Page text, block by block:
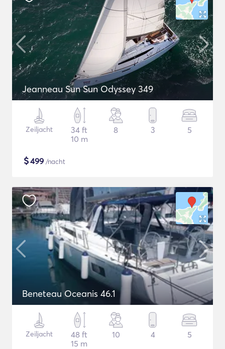
Jeanneau Sun Sun Odyssey 349
Zeiljacht
34 ft
10 m
8 3 5
$499 /nacht
Beneteau Oceanis 46.1
Zeiljacht
48 ft
15 m
10 4 5